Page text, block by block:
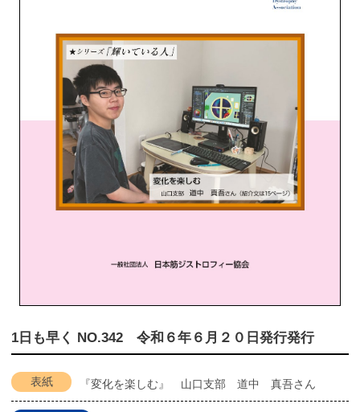
1日も早く NO.342 令和６年６月２０日発行発行
表紙 『変化を楽しむ』 山口支部 道中 真吾さん